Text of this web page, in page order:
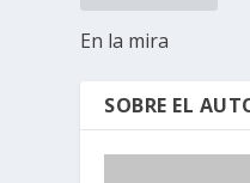
En la mira
SOBRE EL